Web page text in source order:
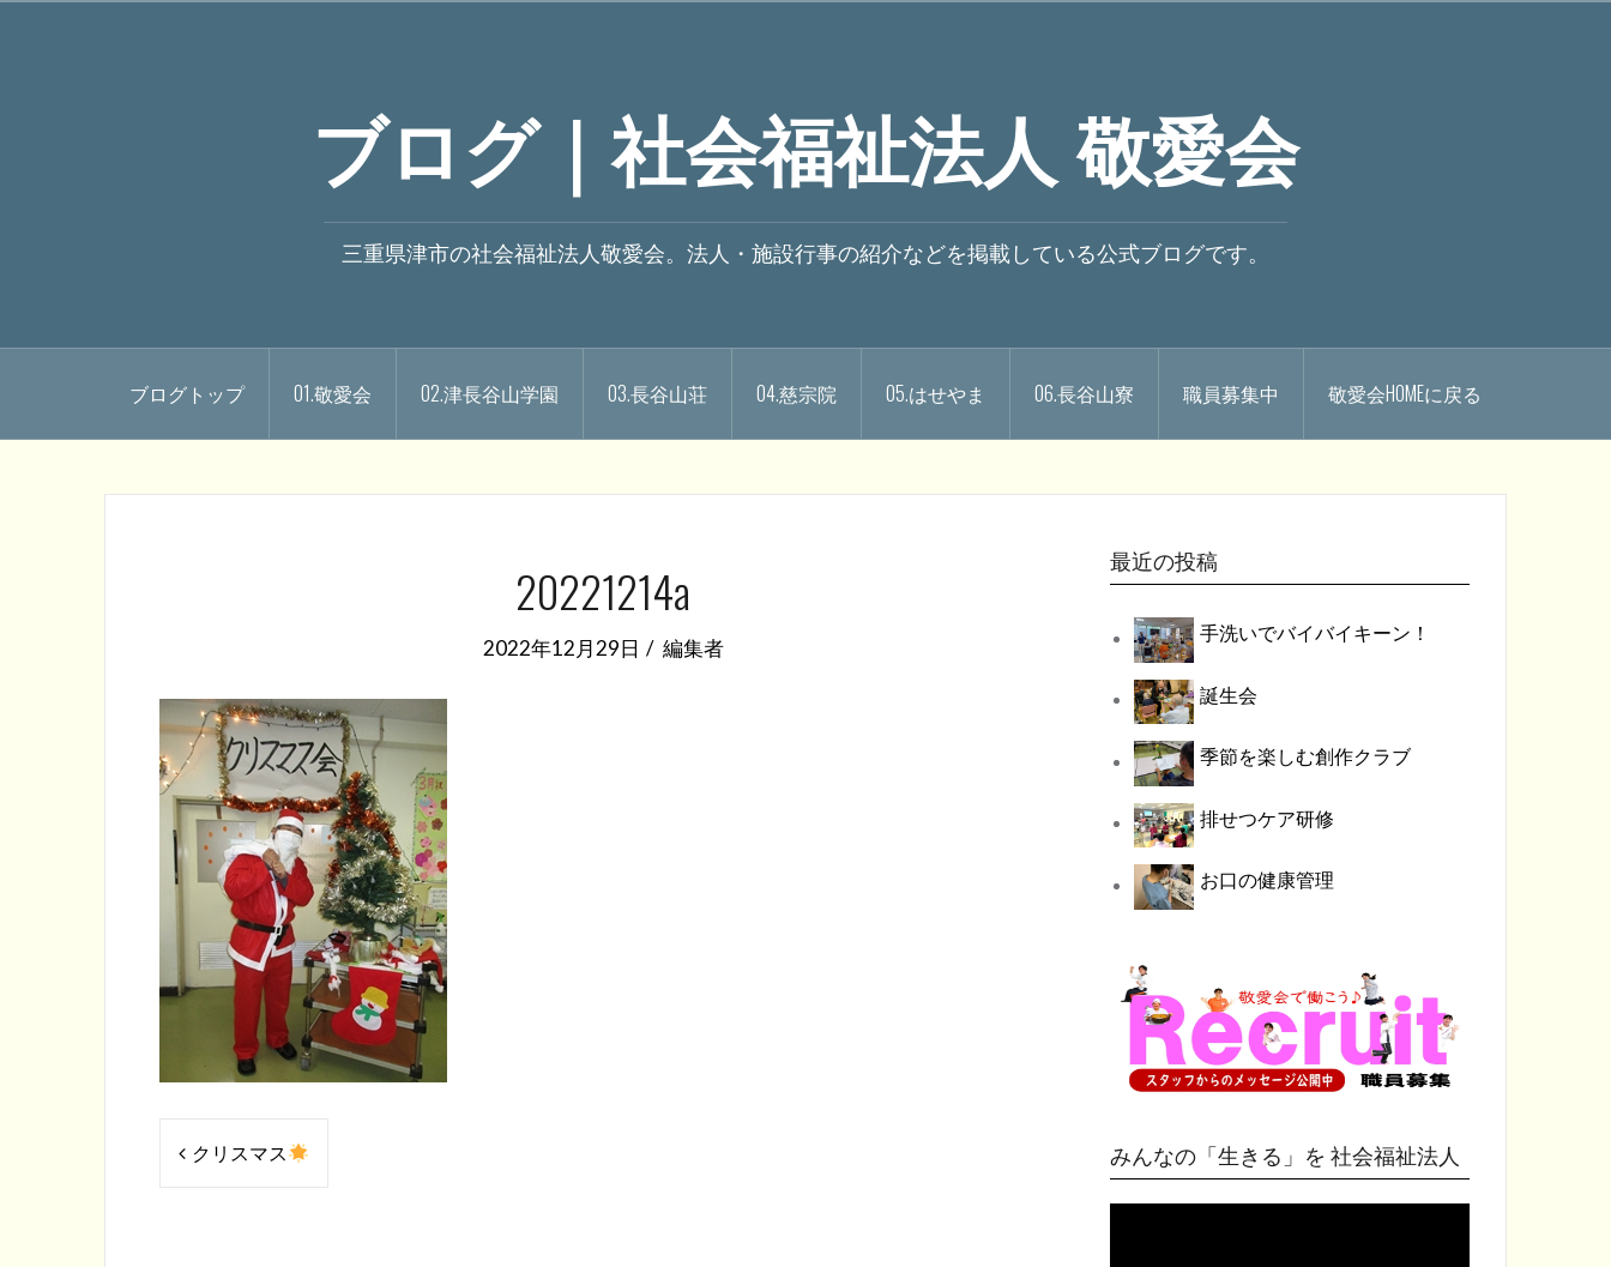
ブログ｜社会福祉法人 敬愛会
三重県津市の社会福祉法人敬愛会。法人・施設行事の紹介などを掲載している公式ブログです。
ブログトップ 01.敬愛会 02.津長谷山学園 03.長谷山荘 04.慈宗院 05.はせやま 06.長谷山寮 職員募集中 敬愛会HOMEに戻る
20221214a
2022年12月29日 編集者
投
稿 クリスマス
最近の投稿
手洗いでバイバイキーン！
誕生会
季節を楽しむ創作クラブ
排せつケア研修
お口の健康管理
みんなの「生きる」を 社会福祉法人